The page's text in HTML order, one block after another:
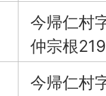
今帰仁村
仲宗根219
今帰仁村